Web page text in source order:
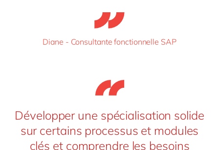
Diane - Consultante fonctionnelle SAP
Développer une spécialisation solide
sur certains processus et modules
clés et comprendre les besoins